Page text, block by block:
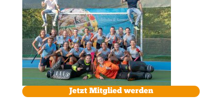
Jetzt Mitglied werden